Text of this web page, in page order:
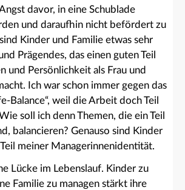
davor, in eine Schublade
und daraufhin nicht befördert zu
Kinder und Familie etwas sehr
Prägendes, das einen guten Teil
und Persönlichkeit als Frau und
Ich war schon immer gegen das
Balance“, weil die Arbeit doch Teil
soll ich denn Themen, die ein Teil
balancieren? Genauso sind Kinder
meiner Managerinnenidentität.
Lücke im Lebenslauf. Kinder zu
Familie zu managen stärkt ihre